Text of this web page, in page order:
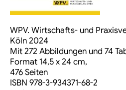
WPV. Wirtschafts- und
Köln 2024
Mit 272 Abbildungen und 74
Format 14,5 x 24 cm,
476 Seiten
ISBN 978-3-934371-68-2